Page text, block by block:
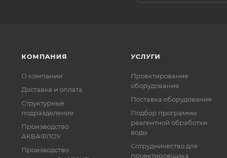
КОМПАНИЯ
О компании
Доставка и оплата
Структурные
подразделения
Производство
АКВАФЛОУ
Производство
УСЛУГИ
Проектирование
оборудования
Поставка оборудования
Подбор программы
реагентной обработки
воды
Сотрудничество для
проектировщика